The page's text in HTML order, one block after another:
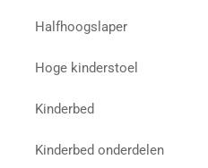
Halfhoogslaper
Hoge kinderstoel
Kinderbed
Kinderbed onderdelen